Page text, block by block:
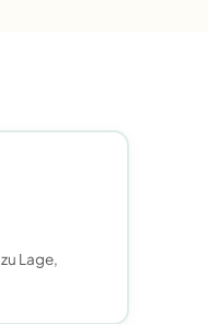
Lage,